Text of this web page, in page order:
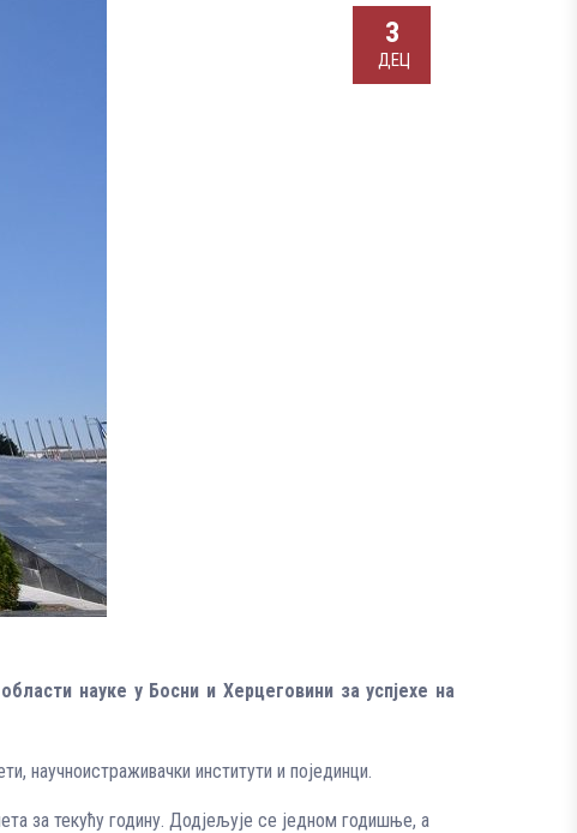
3
ДЕЦ
науке у Босни и Херцеговини за успјехе на
научноистраживачки институти и појединци.
за текућу годину. Додјељује се једном годишње, а